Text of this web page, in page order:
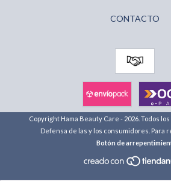
CONTACTO
Copyright Hama Beauty Care - 2026. Todos
Defensa de las y los consumidores. Para
Botón de